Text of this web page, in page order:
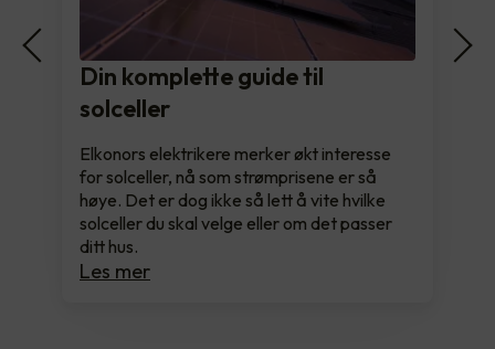
Din komplette guide til
solceller
Elkonors elektrikere merker økt interesse
for solceller, nå som strømprisene er så
høye. Det er dog ikke så lett å vite hvilke
solceller du skal velge eller om det passer
ditt hus.
Les mer